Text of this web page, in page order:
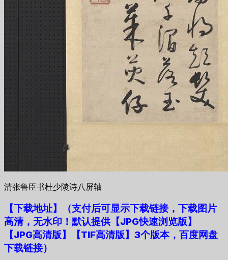
清张鲁臣书杜少陵诗八屏轴
【下载地址】
（支付后可显示下载链接，下载图片
高清，无水印！默认提供【JPG快速浏览版】
【JPG高清版】【TIF高清版】3个版本，百度网盘
下载链接）